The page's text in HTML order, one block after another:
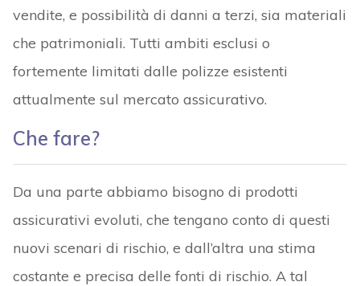
vendite, e possibilità di danni a terzi, sia materiali
che patrimoniali. Tutti ambiti esclusi o
fortemente limitati dalle polizze esistenti
attualmente sul mercato assicurativo.
Che fare?
Da una parte abbiamo bisogno di prodotti
assicurativi evoluti, che tengano conto di questi
nuovi scenari di rischio, e dall’altra una stima
costante e precisa delle fonti di rischio. A tal